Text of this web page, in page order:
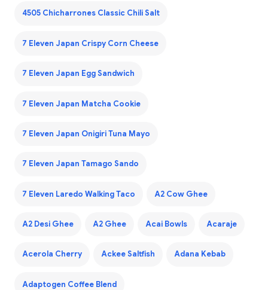
4505 Chicharrones Classic Chili Salt
7 Eleven Japan Crispy Corn Cheese
7 Eleven Japan Egg Sandwich
7 Eleven Japan Matcha Cookie
7 Eleven Japan Onigiri Tuna Mayo
7 Eleven Japan Tamago Sando
7 Eleven Laredo Walking Taco A2 Cow Ghee
A2 Desi Ghee A2 Ghee Acai Bowls Acaraje
Acerola Cherry Ackee Saltfish Adana Kebab
Adaptogen Coffee Blend